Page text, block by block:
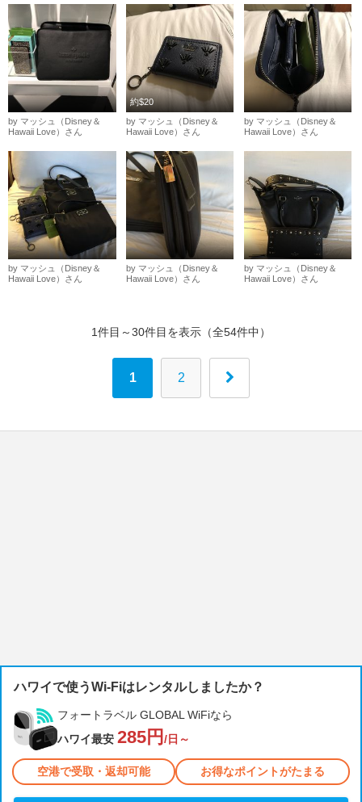
by マッシュ（Disney＆
Hawaii Love）さん
約$20
by マッシュ（Disney＆
Hawaii Love）さん
by マッシュ（Disney＆
Hawaii Love）さん
by マッシュ（Disney＆
Hawaii Love）さん
by マッシュ（Disney＆
Hawaii Love）さん
by マッシュ（Disney＆
Hawaii Love）さん
1件目～30件目を表示（全54件中）
1 2
ハワイで使うWi-Fiはレンタルしましたか？
フォートラベル GLOBAL WiFiなら
ハワイ最安 285円 /日～
空港で受取・返却可能 お得なポイントがたまる